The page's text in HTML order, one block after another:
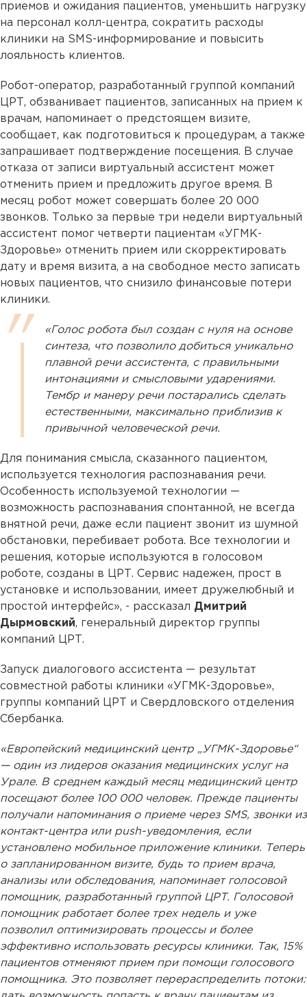
приемов и ожидания пациентов, уменьшить нагрузку
на персонал колл-центра, сократить расходы
клиники на SMS-информирование и повысить
лояльность клиентов.
Робот-оператор, разработанный группой компаний
ЦРТ, обзванивает пациентов, записанных на прием к
врачам, напоминает о предстоящем визите,
сообщает, как подготовиться к процедурам, а также
запрашивает подтверждение посещения. В случае
отказа от записи виртуальный ассистент может
отменить прием и предложить другое время. В
месяц робот может совершать более 20 000
звонков. Только за первые три недели виртуальный
ассистент помог четверти пациентам «УГМК-
Здоровье» отменить прием или скорректировать
дату и время визита, а на свободное место записать
новых пациентов, что снизило финансовые потери
клиники.
«Голос робота был создан с нуля на основе
синтеза, что позволило добиться уникально
плавной речи ассистента, с правильными
интонациями и смысловыми ударениями.
Тембр и манеру речи постарались сделать
естественными, максимально приблизив к
привычной человеческой речи.
Для понимания смысла, сказанного пациентом,
используется технология распознавания речи.
Особенность используемой технологии —
возможность распознавания спонтанной, не всегда
внятной речи, даже если пациент звонит из шумной
обстановки, перебивает робота. Все технологии и
решения, которые используются в голосовом
роботе, созданы в ЦРТ. Сервис надежен, прост в
установке и использовании, имеет дружелюбный и
простой интерфейс», - рассказал Дмитрий
Дырмовский, генеральный директор группы
компаний ЦРТ.
Запуск диалогового ассистента — результат
совместной работы клиники «УГМК-Здоровье»,
группы компаний ЦРТ и Свердловского отделения
Сбербанка.
«Европейский медицинский центр „УГМК-Здоровье“
— один из лидеров оказания медицинских услуг на
Урале. В среднем каждый месяц медицинский центр
посещают более 100 000 человек. Прежде пациенты
получали напоминания о приеме через SMS, звонки из
контакт-центра или push-уведомления, если
установлено мобильное приложение клиники. Теперь
о запланированном визите, будь то прием врача,
анализы или обследования, напоминает голосовой
помощник, разработанный группой ЦРТ. Голосовой
помощник работает более трех недель и уже
позволил оптимизировать процессы и более
эффективно использовать ресурсы клиники. Так, 15%
пациентов отменяют прием при помощи голосового
помощника. Это позволяет перераспределить потоки: